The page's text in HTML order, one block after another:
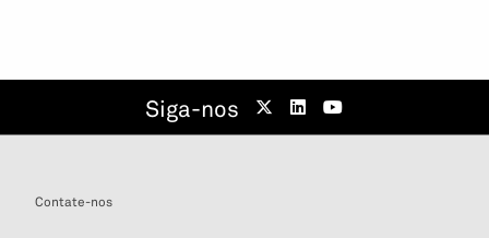
Siga-nos
Contate-nos